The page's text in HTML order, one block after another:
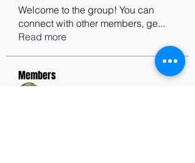
Welcome to the group! You can
connect with other members, ge...
Read more
Members